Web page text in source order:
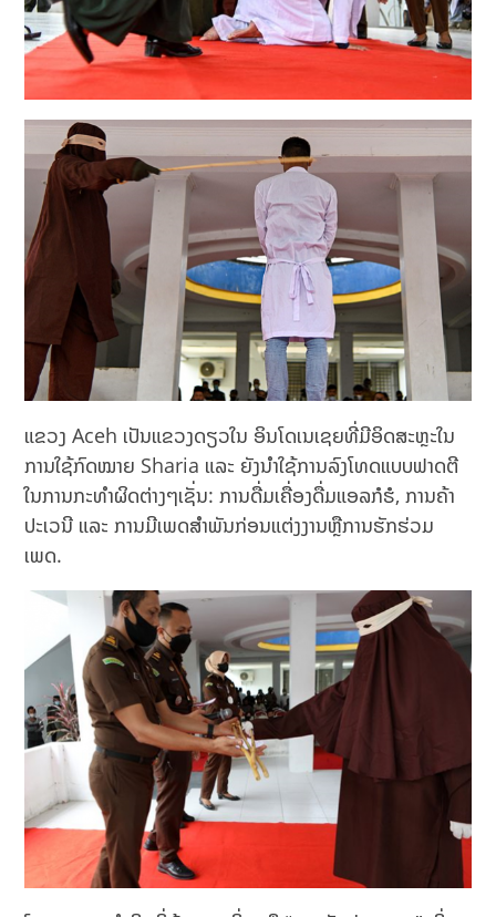
ແຂວງ Aceh ເປັນແຂວງດຽວໃນ ອິນໂດເນເຊຍທີ່ມີອິດສະຫຼະໃນ
ການໃຊ້ກົດໝາຍ Sharia ແລະ ຍັງນໍາໃຊ້ການລົງໂທດແບບຟາດຕີ
ໃນການກະທຳຜິດຕ່າງໆເຊັ່ນ: ການດື່ມເຄື່ອງດື່ມແອລກໍຮໍ, ການຄ້າ
ປະເວນີ ແລະ ການມີເພດສຳພັນກ່ອນແຕ່ງງານຫຼືການຮັກຮ່ວມ
ເພດ.